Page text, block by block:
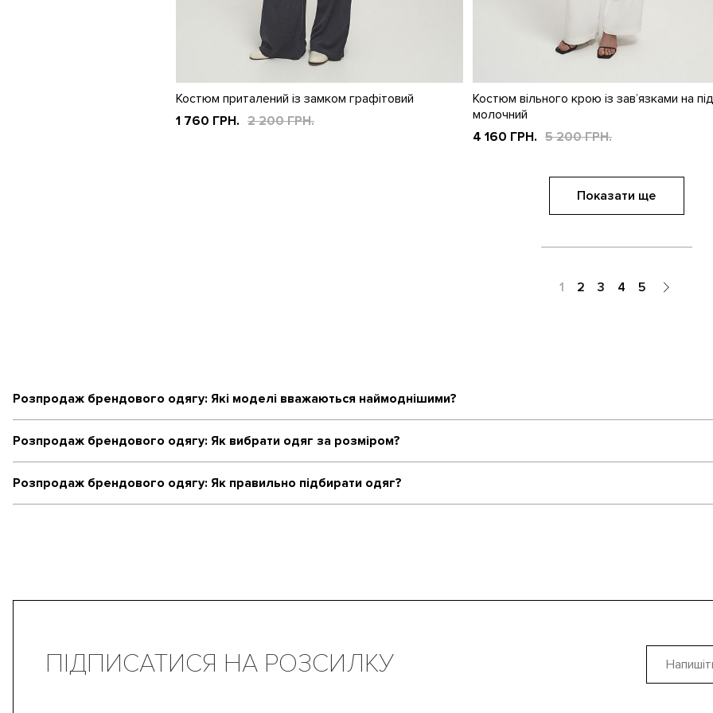
Костюм приталений із замком графітовий
1 760 ГРН. 2 200 ГРН.
Костюм вільного крою із зав’язками на
молочний
4 160 ГРН. 5 200 ГРН.
Показати ще
1 2 3 4 5
Розпродаж брендового одягу: Які моделі вважаються наймоднішими?
Розпродаж брендового одягу: Як вибрати одяг за розміром?
Розпродаж брендового одягу: Як правильно підбирати одяг?
ПІДПИСАТИСЯ НА РОЗСИЛКУ